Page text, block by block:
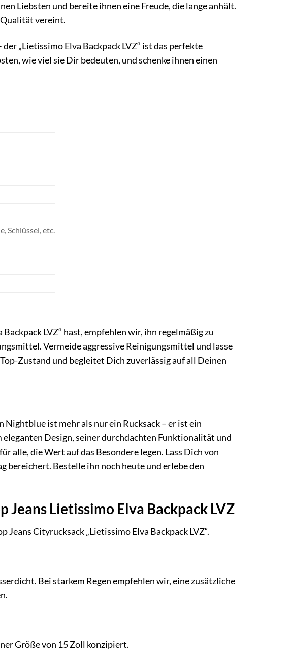
Liebsten und bereite ihnen eine Freude, die lange anhält.
Qualität vereint.
„Lietissimo Elva Backpack LVZ“ ist das perfekte
wie viel sie Dir bedeuten, und schenke ihnen einen
Schlüssel, etc.
LVZ“ hast, empfehlen wir, ihn regelmäßig zu
Vermeide aggressive Reinigungsmittel und lasse
Zustand und begleitet Dich zuverlässig auf all Deinen
Nightblue ist mehr als nur ein Rucksack – er ist ein
Design, seiner durchdachten Funktionalität und
alle, die Wert auf das Besondere legen. Lass Dich von
bereichert. Bestelle ihn noch heute und erlebe den
Jeans Lietissimo Elva Backpack LVZ
Cityrucksack „Lietissimo Elva Backpack LVZ“.
Bei starkem Regen empfehlen wir, eine zusätzliche
Größe von 15 Zoll konzipiert.